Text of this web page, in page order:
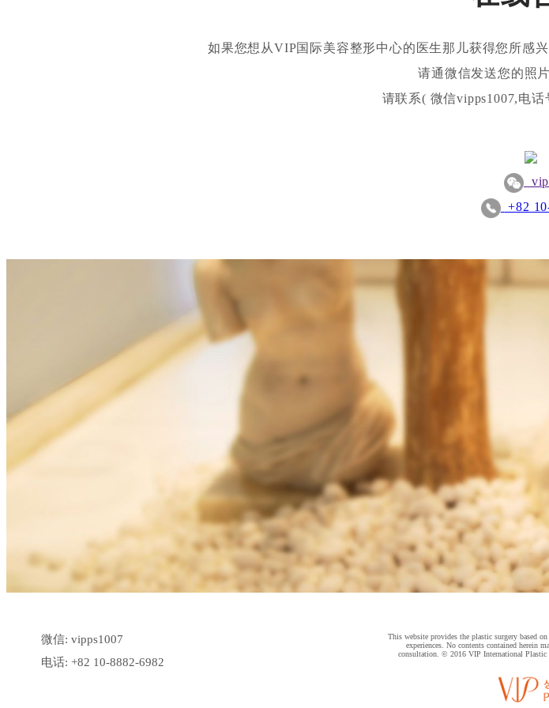
如果您想从VIP国际美容整形中心的医生那儿获得您所感
请通微信发送您的照
请联系( 微信vipps1007,电话
+82
微信: vipps1007
电话: +82 10-8882-6982
This website provides the plastic surgery based
experiences. No contents contained herein
consultation. © 2016 VIP International Plastic